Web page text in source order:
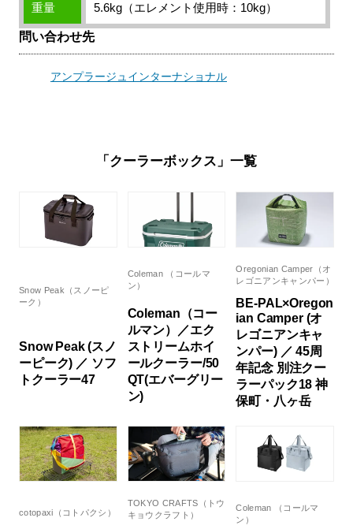
重量 5.6kg（エレメント使用時：10kg）
問い合わせ先
アンプラージュインターナショナル
「クーラーボックス」一覧
Snow Peak（スノーピ
ーク）
Snow Peak (スノ
ーピーク) ／ ソフ
トクーラー47
Coleman （コールマ
ン）
Coleman（コー
ルマン）／エク
ストリームホイ
ールクーラー/50
QT(エバーグリー
ン)
Oregonian Camper（オ
レゴニアンキャンパー）
BE-PAL×Oregon
ian Camper (オ
レゴニアンキャ
ンパー) ／ 45周
年記念 別注クー
ラーパック18 神
保町・八ヶ岳
cotopaxi（コトパクシ）
TOKYO CRAFTS（トウ
キョウクラフト）
Coleman （コールマ
ン）